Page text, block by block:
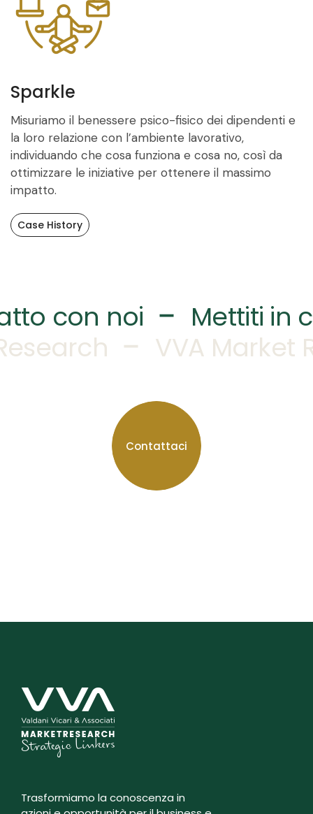
Sparkle
Misuriamo il benessere psico-fisico dei dipendenti e
la loro relazione con l’ambiente lavorativo,
individuando che cosa funziona e cosa no, così da
ottimizzare le iniziative per ottenere il massimo
impatto.
Case History
con noi – Mettiti in
– VVA Market
Contattaci
Trasformiamo la conoscenza in